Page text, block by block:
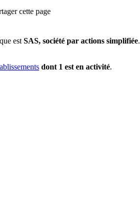
cette page
est SAS, société par actions simplifiée.
s dont 1 est en activité.